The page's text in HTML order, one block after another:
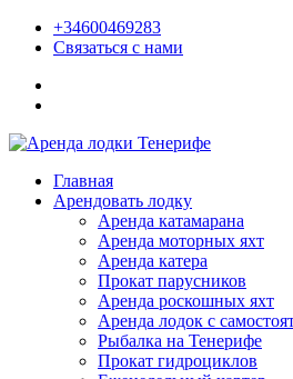
+34600469283
Связаться с нами
Главная
Арендовать лодку
Аренда катамарана
Аренда моторных яхт
Аренда катера
Прокат парусников
Аренда роскошных яхт
Аренда лодок с
Рыбалка на Тенерифе
Прокат гидроциклов